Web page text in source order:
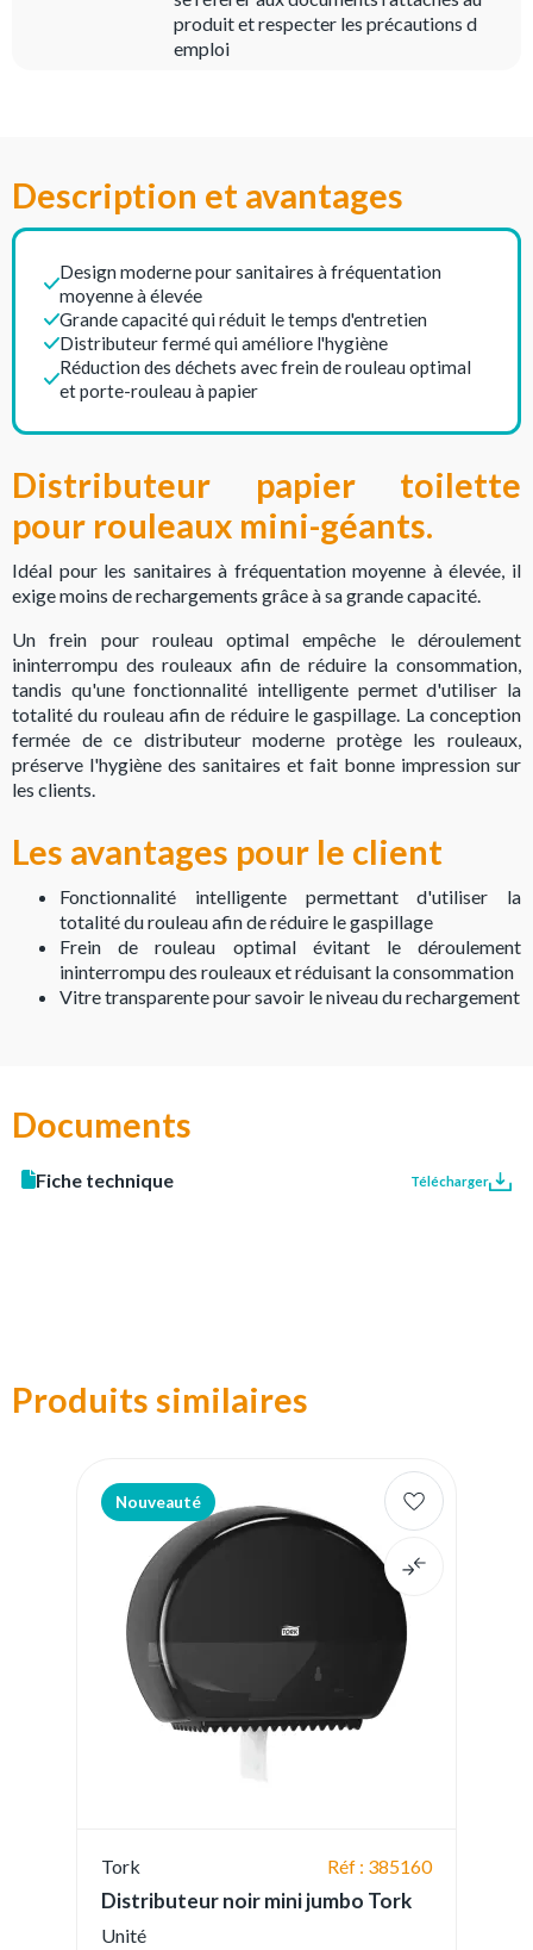
produit et respecter les précautions d
emploi
Description et avantages
Design moderne pour sanitaires à fréquentation
moyenne à élevée
Grande capacité qui réduit le temps d'entretien
Distributeur fermé qui améliore l'hygiène
Réduction des déchets avec frein de rouleau optimal
et porte-rouleau à papier
Distributeur papier toilette
pour rouleaux mini-géants.
Idéal pour les sanitaires à fréquentation moyenne à élevée, il
exige moins de rechargements grâce à sa grande capacité.
Un frein pour rouleau optimal empêche le déroulement
ininterrompu des rouleaux afin de réduire la consommation,
tandis qu'une fonctionnalité intelligente permet d'utiliser la
totalité du rouleau afin de réduire le gaspillage. La conception
fermée de ce distributeur moderne protège les rouleaux,
préserve l'hygiène des sanitaires et fait bonne impression sur
les clients.
Les avantages pour le client
Fonctionnalité intelligente permettant d'utiliser la
totalité du rouleau afin de réduire le gaspillage
Frein de rouleau optimal évitant le déroulement
ininterrompu des rouleaux et réduisant la consommation
Vitre transparente pour savoir le niveau du rechargement
Documents
Fiche technique Télécharger
Produits similaires
Nouveauté
Tork Réf : 385160
Distributeur noir mini jumbo Tork
Unité